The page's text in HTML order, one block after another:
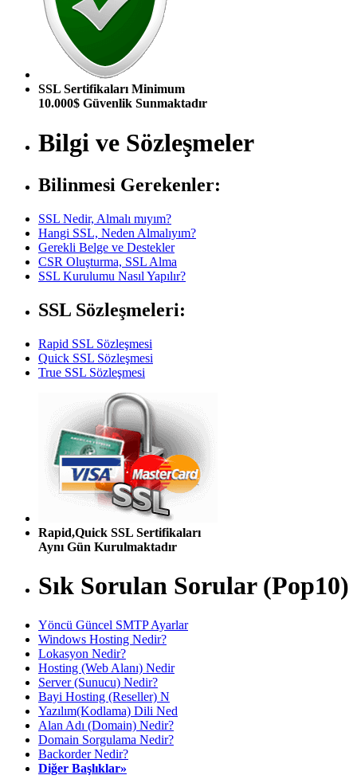
SSL Sertifikaları Minimum
10.000$ Güvenlik Sunmaktadır
Bilgi ve Sözleşmeler
Bilinmesi Gerekenler:
SSL Nedir, Almalı mıyım?
Hangi SSL, Neden Almalıyım?
Gerekli Belge ve Destekler
CSR Oluşturma, SSL Alma
SSL Kurulumu Nasıl Yapılır?
SSL Sözleşmeleri:
Rapid SSL Sözleşmesi
Quick SSL Sözleşmesi
True SSL Sözleşmesi
Rapid,Quick SSL Sertifikaları
Aynı Gün Kurulmaktadır
Sık Sorulan Sorular (Pop10)
Yöncü Güncel SMTP Ayarlar
Windows Hosting Nedir?
Lokasyon Nedir?
Hosting (Web Alanı) Nedir
Server (Sunucu) Nedir?
Bayi Hosting (Reseller) N
Yazılım(Kodlama) Dili Ned
Alan Adı (Domain) Nedir?
Domain Sorgulama Nedir?
Backorder Nedir?
Diğer Başlıklar»